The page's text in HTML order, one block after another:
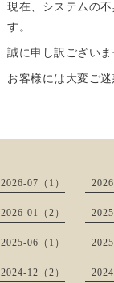
現在、システムの
す。
誠に申し訳ござい
お客様には大変ご
2026-07（1）
2026-01（2）
2025-06（1）
2024-12（2）